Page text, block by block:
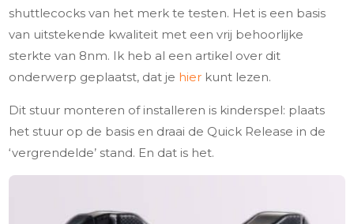
shuttlecocks van het merk te testen. Het is een basis
van uitstekende kwaliteit met een vrij behoorlijke
sterkte van 8nm. Ik heb al een artikel over dit
onderwerp geplaatst, dat je hier kunt lezen.
Dit stuur monteren of installeren is kinderspel: plaats
het stuur op de basis en draai de Quick Release in de
‘vergrendelde’ stand. En dat is het.